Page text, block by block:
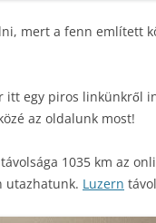
mert a fenn említett
itt egy piros linkünkről
az oldalunk most!
1035 km az
utazhatunk. Luzern